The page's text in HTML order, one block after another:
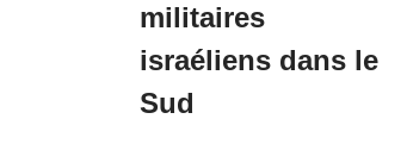
militaires
israéliens dans le
Sud